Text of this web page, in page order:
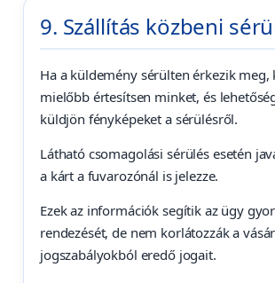
9. Szállítás közbeni
Ha a küldemény sérülten érkezik meg,
mielőbb értesítsen minket, és
küldjön fényképeket a sérülésről.
Látható csomagolási sérülés esetén
a kárt a fuvarozónál is jelezze.
Ezek az információk segítik az ügy
rendezését, de nem korlátozzák a
jogszabályokból eredő jogait.